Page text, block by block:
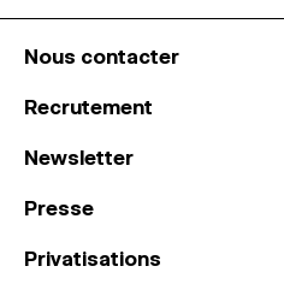
Nous contacter
Recrutement
Newsletter
Presse
Privatisations